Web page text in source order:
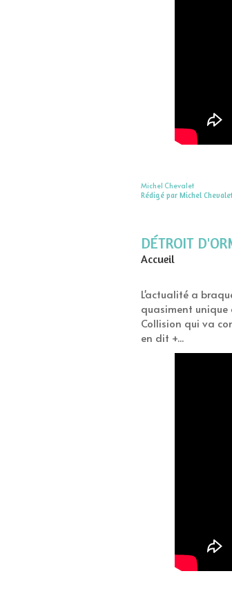
Michel Chevalet
Rédigé par Michel
DÉTROIT
Accueil
L'actualité a
quasiment unique
Collision qui va
en dit +...